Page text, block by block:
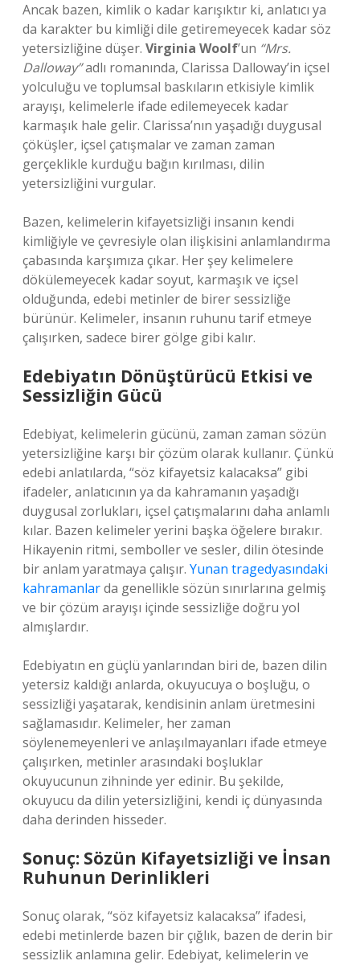
Ancak bazen, kimlik o kadar karışıktır ki, anlatıcı ya
da karakter bu kimliği dile getiremeyecek kadar söz
yetersizliğine düşer. Virginia Woolf’un “Mrs.
Dalloway”adlı romanında, Clarissa Dalloway’in içsel
yolculuğu ve toplumsal baskıların etkisiyle kimlik
arayışı, kelimelerle ifade edilemeyecek kadar
karmaşık hale gelir. Clarissa’nın yaşadığı duygusal
çöküşler, içsel çatışmalar ve zaman zaman
gerçeklikle kurduğu bağın kırılması, dilin
yetersizliğini vurgular.
Bazen, kelimelerin kifayetsizliği insanın kendi
kimliğiyle ve çevresiyle olan ilişkisini anlamlandırma
çabasında karşımıza çıkar. Her şey kelimelere
dökülemeyecek kadar soyut, karmaşık ve içsel
olduğunda, edebi metinler de birer sessizliğe
bürünür. Kelimeler, insanın ruhunu tarif etmeye
çalışırken, sadece birer gölge gibi kalır.
Edebiyatın Dönüştürücü Etkisi ve
Sessizliğin Gücü
Edebiyat, kelimelerin gücünü, zaman zaman sözün
yetersizliğine karşı bir çözüm olarak kullanır. Çünkü
edebi anlatılarda, “söz kifayetsiz kalacaksa” gibi
ifadeler, anlatıcının ya da kahramanın yaşadığı
duygusal zorlukları, içsel çatışmalarını daha anlamlı
kılar. Bazen kelimeler yerini başka öğelere bırakır.
Hikayenin ritmi, semboller ve sesler, dilin ötesinde
bir anlam yaratmaya çalışır. Yunan tragedyasındaki
kahramanlarda genellikle sözün sınırlarına gelmiş
ve bir çözüm arayışı içinde sessizliğe doğru yol
almışlardır.
Edebiyatın en güçlü yanlarından biri de, bazen dilin
yetersiz kaldığı anlarda, okuyucuya o boşluğu, o
sessizliği yaşatarak, kendisinin anlam üretmesini
sağlamasıdır. Kelimeler, her zaman
söylenemeyenleri ve anlaşılmayanları ifade etmeye
çalışırken, metinler arasındaki boşluklar
okuyucunun zihninde yer edinir. Bu şekilde,
okuyucu da dilin yetersizliğini, kendi iç dünyasında
daha derinden hisseder.
Sonuç: Sözün Kifayetsizliği ve İnsan
Ruhunun Derinlikleri
Sonuç olarak, “söz kifayetsiz kalacaksa” ifadesi,
edebi metinlerde bazen bir çığlık, bazen de derin bir
sessizlik anlamına gelir. Edebiyat, kelimelerin ve